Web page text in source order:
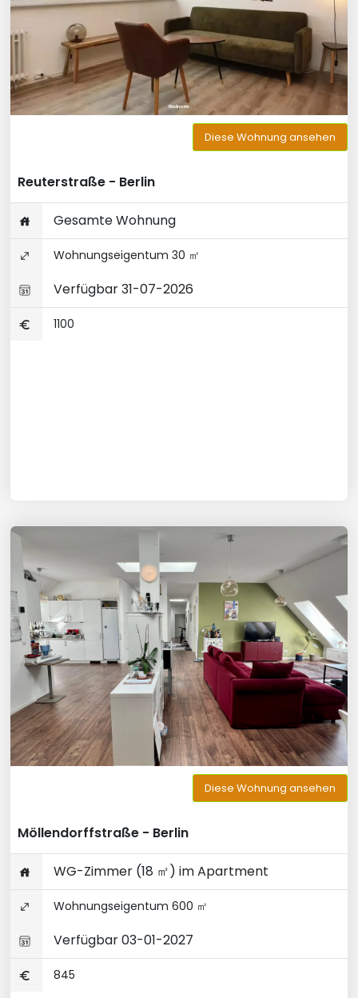
Diese Wohnung ansehen
Reuterstraße - Berlin
Gesamte Wohnung
Wohnungseigentum 30 ㎡
Verfügbar 31-07-2026
1100
Diese Wohnung ansehen
Möllendorffstraße - Berlin
WG-Zimmer (18 ㎡) im Apartment
Wohnungseigentum 600 ㎡
Verfügbar 03-01-2027
845